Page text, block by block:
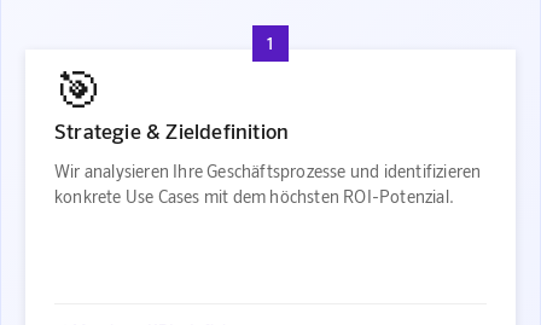
1
🎯
Strategie & Zieldefinition
Wir analysieren Ihre Geschäftsprozesse und identifizieren
konkrete Use Cases mit dem höchsten ROI-Potenzial.